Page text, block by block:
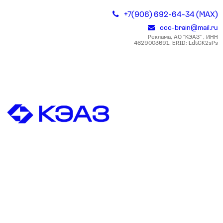
+7(906) 692-64-34 (MAX)
ooo-brain@mail.ru
Реклама, АО "КЭАЗ" , ИНН
4629003691, ERID: LdtCK2sPs